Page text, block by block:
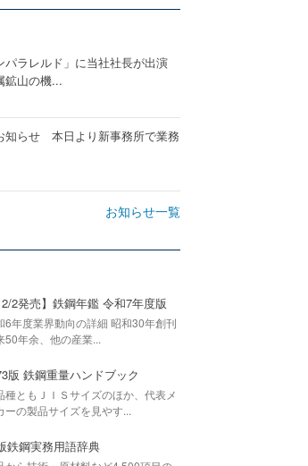
パラレルド」に当社社長が出演
鉱山の機...
知らせ 本日より新事務所で業務
お知らせ一覧
2発売】鉄鋼年鑑 令和7年度版
6年度業界動向の詳細 昭和30年創刊
50年余、他の産業...
版 鉄鋼重量ハンドブック
種ともＪＩＳサイズのほか、代表メ
ーの製品サイズを見やす...
鉄鋼実務用語辞典